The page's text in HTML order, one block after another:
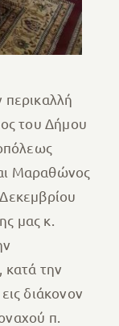
περικαλλή
του Δήμου
Μαραθώνος
μας κ.
κατά την
διάκονον
π.